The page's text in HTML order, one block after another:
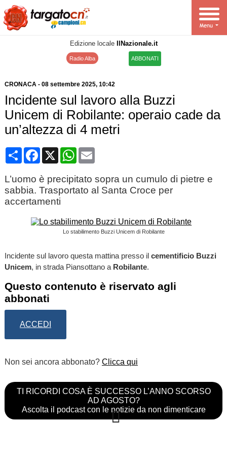
Edizione locale IlNazionale.it
Radio Alba ABBONATI
CRONACA- 08 settembre 2025, 10:42
Incidente sul lavoro alla Buzzi
Unicem di Robilante: operaio cade da
un’altezza di 4 metri
CondividiFacebook
X WhatsApp
Email
L’uomo è precipitato sopra un cumulo di pietre e
sabbia. Trasportato al Santa Croce per
accertamenti
Lo stabilimento Buzzi Unicem di Robilante
Incidente sul lavoro questa mattina presso il cementificio Buzzi
Unicem, in strada Piansottano a Robilante.
Questo contenuto è riservato agli
abbonati
ACCEDI
Non sei ancora abbonato? Clicca qui
TI RICORDI COSA È SUCCESSO L’ANNO SCORSO
AD AGOSTO?
Ascolta il podcast con le notizie da non dimenticare